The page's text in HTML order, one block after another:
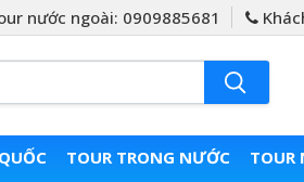
nước ngoài: 0909885681
TOUR TRONG NƯỚC TOUR